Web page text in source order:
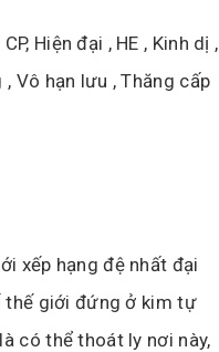
Hiện đại , HE , Kinh dị ,
Vô hạn lưu , Thăng cấp
xếp hạng đệ nhất đại
thế giới đứng ở kim tự
có thể thoát ly nơi này,